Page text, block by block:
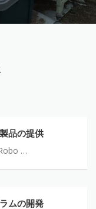
品の提供
…
ムの開発